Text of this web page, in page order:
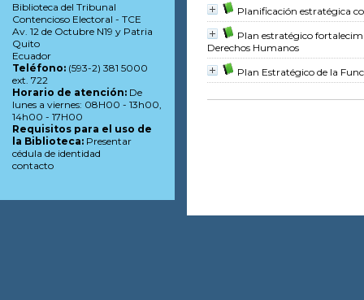
Planificación estratégica
Plan estratégico
Derechos Humanos
Plan Estratégico de la
Biblioteca del Tribunal
Contencioso Electoral - TCE
Av. 12 de Octubre N19 y Patria
Quito
Ecuador
Teléfono: (593-2) 381 5000
ext. 722
Horario de atención: De
lunes a viernes: 08H00 - 13h00,
14h00 - 17H00
Requisitos para el uso de
la Biblioteca: Presentar
cédula de identidad
contacto